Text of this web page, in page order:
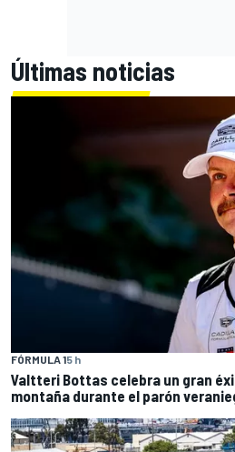
Últimas noticias
FÓRMULA 15 h
Valtteri Bottas celebra un gran
montaña durante el parón